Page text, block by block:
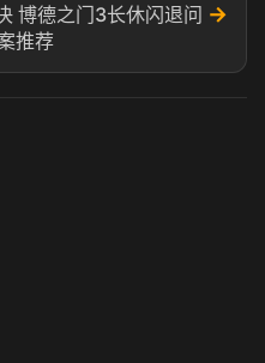
博德之门3长休闪退问
推荐
→